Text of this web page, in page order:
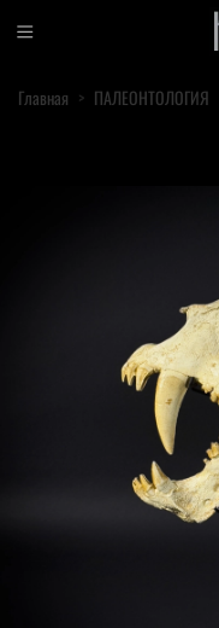
Главная ПАЛЕОНТОЛОГИЯ